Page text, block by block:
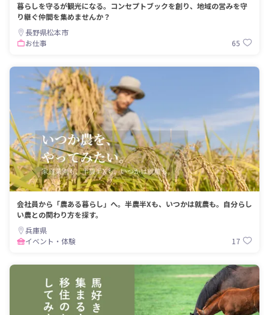
暮らしを守るが観光になる。コンセプトブックを創り、地域の営みを守
り継ぐ仲間を集めませんか？
長野県松本市
お仕事
65
会社員から「農ある暮らし」へ。半農半Xも、いつかは就農も。自分らし
い農との関わり方を探す。
兵庫県
イベント・体験
17